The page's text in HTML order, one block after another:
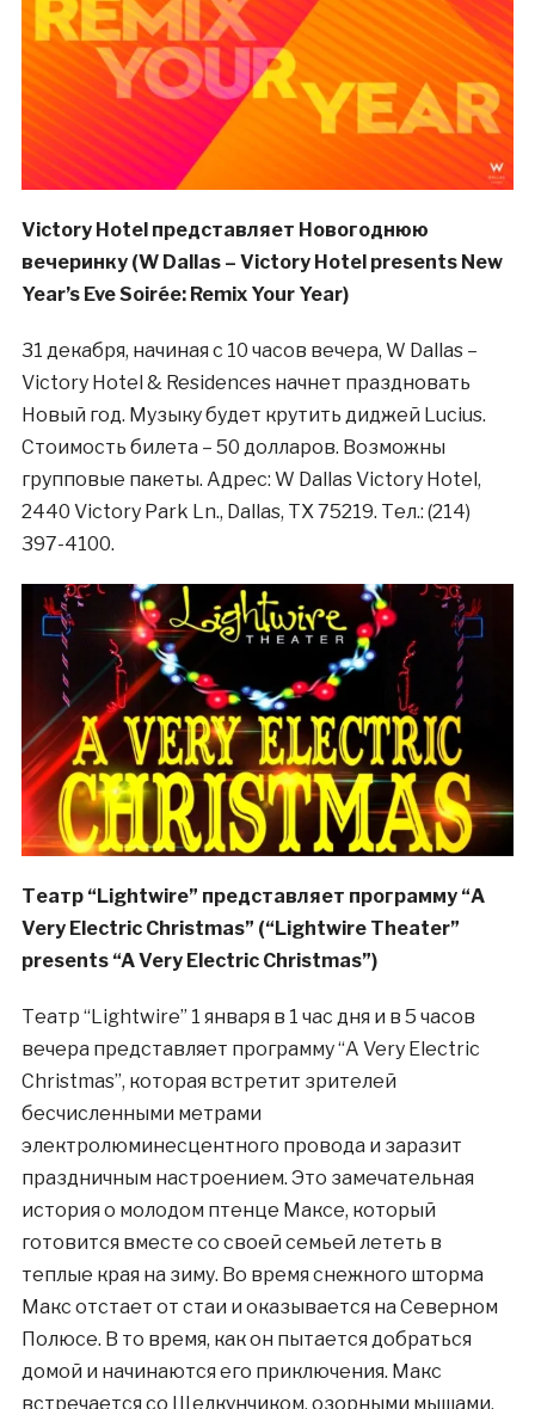
Victory Hotel представляет Новогоднюю
вечеринку (W Dallas – Victory Hotel presents New
Year’s Eve Soirée: Remix Your Year)
31 декабря, начиная с 10 часов вечера, W Dallas –
Victory Hotel & Residences начнет праздновать
Новый год. Музыку будет крутить диджей Lucius.
Стоимость билета – 50 долларов. Возможны
групповые пакеты. Адрес: W Dallas Victory Hotel,
2440 Victory Park Ln., Dallas, TX 75219. Тел.: (214)
397-4100.
Театр “Lightwire” представляет программу “A
Very Electric Christmas” (“Lightwire Theater”
presents “A Very Electric Christmas”)
Театр “Lightwire” 1 января в 1 час дня и в 5 часов
вечера представляет программу “A Very Electric
Christmas”, которая встретит зрителей
бесчисленными метрами
электролюминесцентного провода и заразит
праздничным настроением. Это замечательная
история о молодом птенце Максе, который
готовится вместе со своей семьей лететь в
теплые края на зиму. Во время снежного шторма
Макс отстает от стаи и оказывается на Северном
Полюсе. В то время, как он пытается добраться
домой и начинаются его приключения. Макс
встречается со Щелкунчиком, озорными мышами,